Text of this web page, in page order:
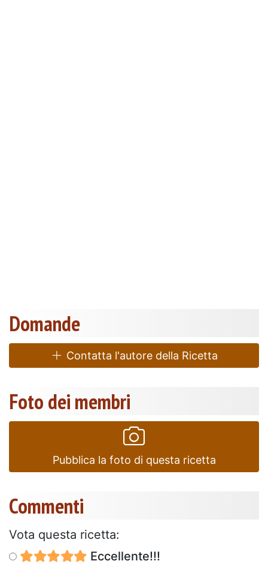
Domande
Contatta l'autore della Ricetta
Foto dei membri
Pubblica la foto di questa ricetta
Commenti
Vota questa ricetta:
Eccellente!!!